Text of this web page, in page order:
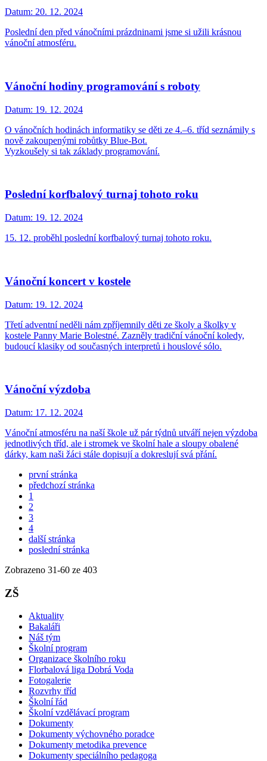
Datum: 20. 12. 2024
Poslední den před vánočními prázdninami jsme si užili krásnou
vánoční atmosféru.
Vánoční hodiny programování s roboty
Datum: 19. 12. 2024
O vánočních hodinách informatiky se děti ze 4.–6. tříd seznámily s
nově zakoupenými robůtky Blue-Bot.
Vyzkoušely si tak základy programování.
Poslední korfbalový turnaj tohoto roku
Datum: 19. 12. 2024
15. 12. proběhl poslední korfbalový turnaj tohoto roku.
Vánoční koncert v kostele
Datum: 19. 12. 2024
Třetí adventní neděli nám zpříjemnily děti ze školy a školky v
kostele Panny Marie Bolestné. Zazněly tradiční vánoční koledy,
budoucí klasiky od současných interpretů i houslové sólo.
Vánoční výzdoba
Datum: 17. 12. 2024
Vánoční atmosféru na naší škole už pár týdnů utváří nejen výzdoba
jednotlivých tříd, ale i stromek ve školní hale a sloupy obalené
dárky, kam naši žáci stále dopisují a dokreslují svá přání.
první stránka
předchozí stránka
1
2
3
4
další stránka
poslední stránka
Zobrazeno 31-60 ze 403
ZŠ
Aktuality
Bakaláři
Náš tým
Školní program
Organizace školního roku
Florbalová liga Dobrá Voda
Fotogalerie
Rozvrhy tříd
Školní řád
Školní vzdělávací program
Dokumenty
Dokumenty výchovného poradce
Dokumenty metodika prevence
Dokumenty speciálního pedagoga